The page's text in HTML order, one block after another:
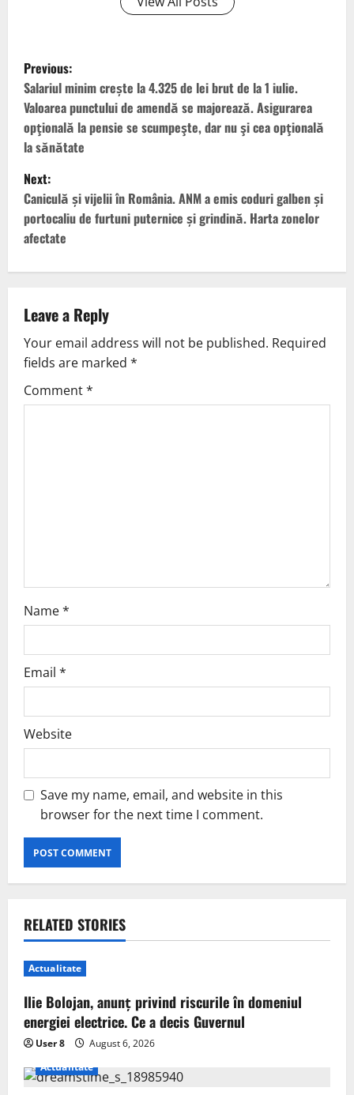
Previous:
Salariul minim crește la 4.325 de lei brut de la 1 iulie.
Valoarea punctului de amendă se majorează. Asigurarea
opţională la pensie se scumpeşte, dar nu şi cea opţională
la sănătate
Next:
Caniculă și vijelii în România. ANM a emis coduri galben și
portocaliu de furtuni puternice și grindină. Harta zonelor
afectate
Leave a Reply
Your email address will not be published. Required
fields are marked *
Comment*
Name*
Email *
Website
Save my name, email, and website in this
browser for the next time I comment.
RELATED STORIES
Actualitate
Ilie Bolojan, anunț privind riscurile în domeniul
energiei electrice. Ce a decis Guvernul
User 8
August 6, 2026
Actualitate